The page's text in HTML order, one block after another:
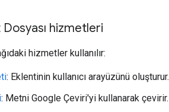
hizmetleri
hizmetler kullanılır:
: Eklentinin kullanıcı arayüzünü oluşturur.
: Metni Google Çeviri'yi kullanarak çevirir.